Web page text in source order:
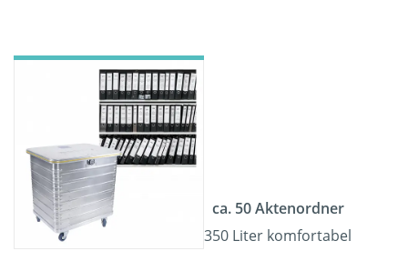
ca. 50 Aktenordner
350 Liter komfortabel